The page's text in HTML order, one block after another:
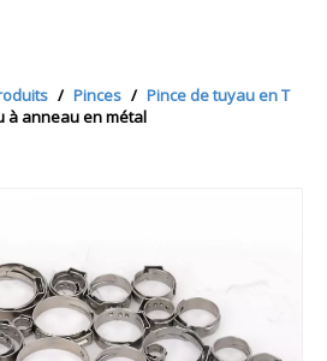
/ Pinces / Pince de tuyau en T
à anneau en métal